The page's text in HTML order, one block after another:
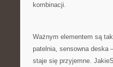
kombinacji.
Ważnym elementem są
patelnia, sensowna deska
staje się przyjemne.